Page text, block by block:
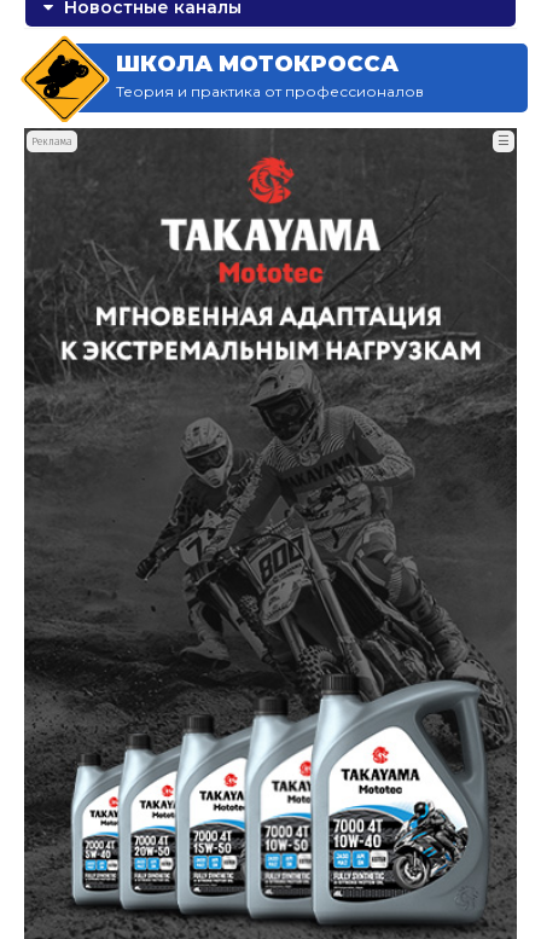
Новостные каналы
ШКОЛА МОТОКРОССА
Теория и практика от профессионалов
Реклама ☰